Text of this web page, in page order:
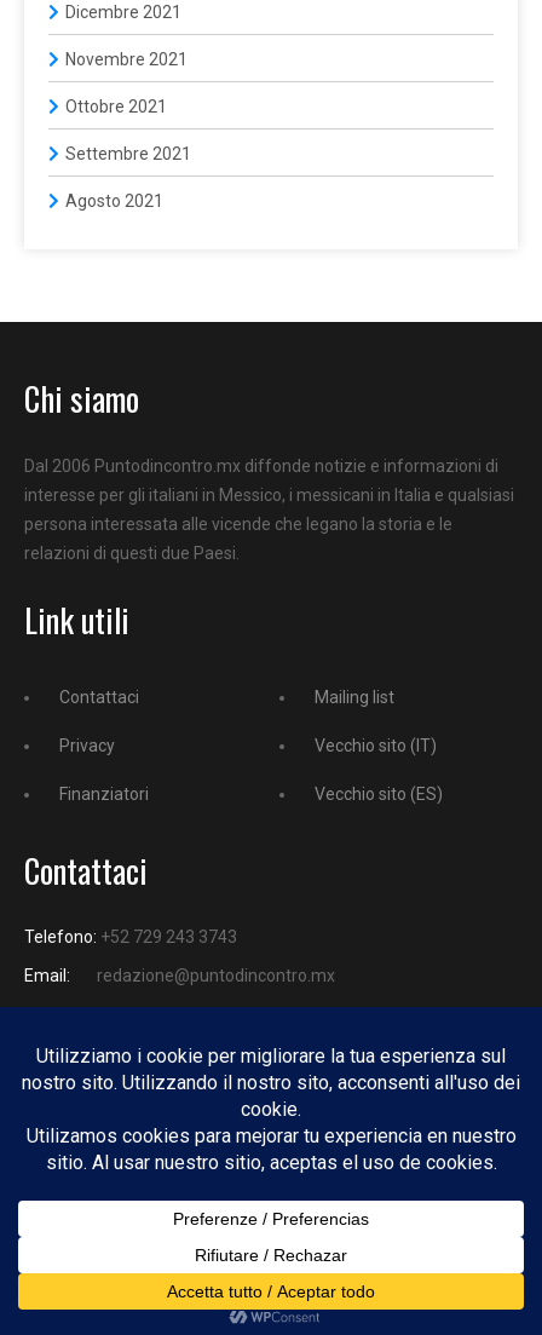
Dicembre 2021
Novembre 2021
Ottobre 2021
Settembre 2021
Agosto 2021
Chi siamo
Dal 2006 Puntodincontro.mx diffonde notizie e informazioni di
interesse per gli italiani in Messico, i messicani in Italia e qualsiasi
persona interessata alle vicende che legano la storia e le
relazioni di questi due Paesi.
Link utili
Contattaci
Privacy
Finanziatori
Mailing list
Vecchio sito (IT)
Vecchio sito (ES)
Contattaci
Telefono: +52 729 243 3743
Email:
redazione@puntodincontro.mx
PUNTODINCONTRO
Copyright © 2025 Puntodincontro
Design by DisegnoW